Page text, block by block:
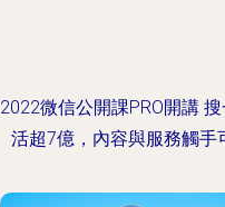
2022微信公開課PRO開講 搜
活超7億，內容與服務觸手